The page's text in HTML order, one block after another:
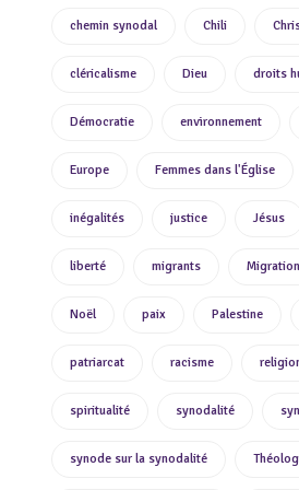
chemin synodal Chili
cléricalisme Dieu droits
Démocratie environnement
Europe Femmes dans l'Église
inégalités justice Jésus
liberté migrants
Noël paix Palestine
patriarcat racisme
spiritualité synodalité
synode sur la synodalité